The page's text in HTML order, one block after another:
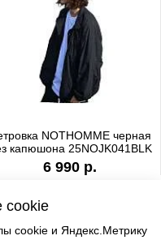
NOTHOMME черная
капюшона 25NOJK041BLK
6 990 р.
cookie
cookie и Яндекс.Метрику